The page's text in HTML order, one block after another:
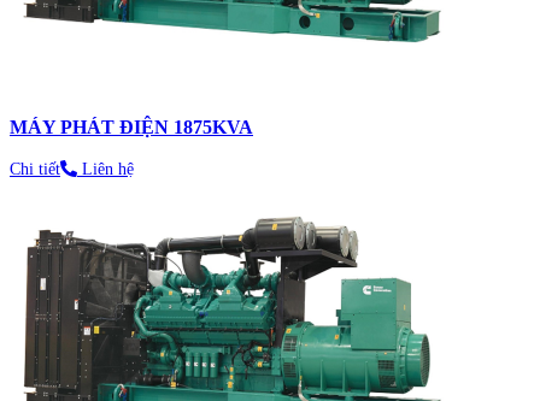
MÁY PHÁT ĐIỆN 1875KVA
Chi tiết Liên hệ